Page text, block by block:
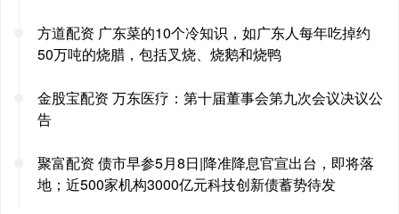
方道配资 广东菜的10个冷知识，如广东人每年吃掉约
50万吨的烧腊，包括叉烧、烧鹅和烧鸭
金股宝配资 万东医疗：第十届董事会第九次会议决议公
告
聚富配资 债市早参5月8日|降准降息官宣出台，即将落
地；近500家机构3000亿元科技创新债蓄势待发